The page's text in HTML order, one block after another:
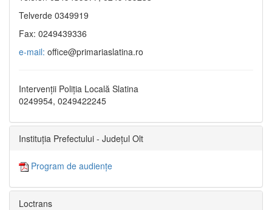
Telverde 0349919
Fax: 0249439336
e-mail: office@primariaslatina.ro
Intervenții Poliția Locală Slatina
0249954, 0249422245
Instituția Prefectului - Județul Olt
Program de audiențe
Loctrans